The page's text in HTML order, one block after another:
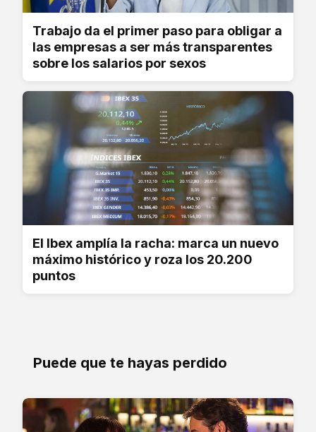
Trabajo da el primer paso para obligar a
las empresas a ser más transparentes
sobre los salarios por sexos
El Ibex amplía la racha: marca un nuevo
máximo histórico y roza los 20.200
puntos
Puede que te hayas perdido